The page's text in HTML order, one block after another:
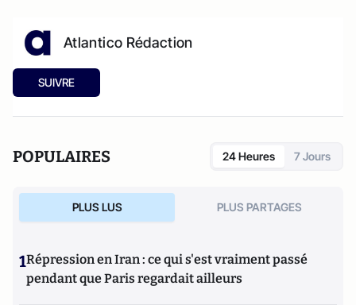
Atlantico Rédaction
SUIVRE
POPULAIRES 24 Heures 7 Jours
PLUS LUS PLUS PARTAGES
1Répression en Iran : ce qui s'est vraiment passé
pendant que Paris regardait ailleurs